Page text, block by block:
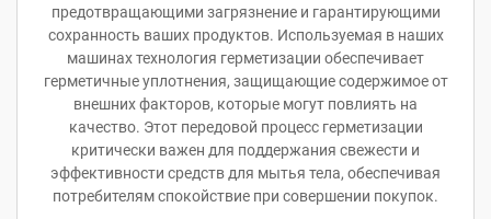
предотвращающими загрязнение и гарантирующими
сохранность ваших продуктов. Используемая в наших
машинах технология герметизации обеспечивает
герметичные уплотнения, защищающие содержимое от
внешних факторов, которые могут повлиять на
качество. Этот передовой процесс герметизации
критически важен для поддержания свежести и
эффективности средств для мытья тела, обеспечивая
потребителям спокойствие при совершении покупок.